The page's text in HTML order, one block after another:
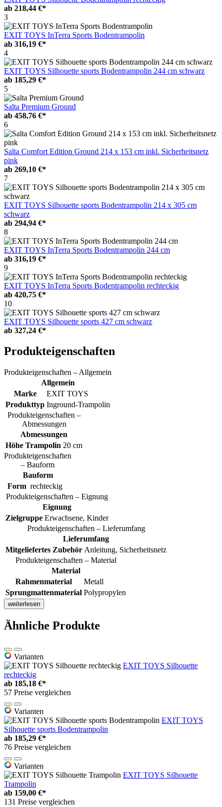
ab 218,44 €*
3
EXIT TOYS InTerra Sports Bodentrampolin
ab 316,19 €*
4
EXIT TOYS Silhouette sports Bodentrampolin 244 cm schwarz
ab 185,29 €*
5
Salta Premium Ground
ab 458,76 €*
6
Salta Comfort Edition Ground 214 x 153 cm inkl. Sicherheitsnetz
pink
ab 269,10 €*
7
EXIT TOYS Silhouette sports Bodentrampolin 214 x 305 cm
schwarz
ab 294,94 €*
8
EXIT TOYS InTerra Sports Bodentrampolin 244 cm
ab 316,19 €*
9
EXIT TOYS InTerra Sports Bodentrampolin rechteckig
ab 420,75 €*
10
EXIT TOYS Silhouette sports 427 cm schwarz
ab 327,24 €*
Produkteigenschaften
Produkteigenschaften – Allgemein
Allgemein
Marke
EXIT TOYS
Produkttyp Inground-Trampolin
Produkteigenschaften –
Abmessungen
Abmessungen
Höhe Trampolin 20 cm
Produkteigenschaften
– Bauform
Bauform
Form rechteckig
Produkteigenschaften – Eignung
Eignung
Zielgruppe Erwachsene, Kinder
Produkteigenschaften – Lieferumfang
Lieferumfang
Mitgeliefertes Zubehör Anleitung, Sicherheitsnetz
Produkteigenschaften – Material
Material
Rahmenmaterial
Metall
Sprungmattenmaterial Polypropylen
weiterlesen
Ähnliche Produkte
Varianten
EXIT TOYS Silhouette
rechteckig
ab 185,18 €*
57 Preise vergleichen
Varianten
EXIT TOYS
Silhouette sports Bodentrampolin
ab 185,29 €*
76 Preise vergleichen
Varianten
EXIT TOYS Silhouette
Trampolin
ab 159,00 €*
131 Preise vergleichen